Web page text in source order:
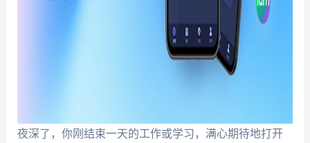
夜深了，你刚结束一天的工作或学习，满心期待地打开